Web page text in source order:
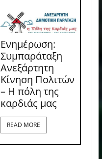
Ενημέρωση:
Συμπαράταξη
Ανεξάρτητη
Κίνηση Πολιτών
– Η πόλη της
καρδιάς μας
READ MORE